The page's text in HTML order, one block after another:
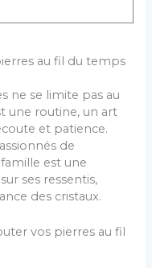
au fil du temps
ne se limite pas au
une routine, un art
et patience.
de
est une
ses ressentis,
des cristaux.
vos pierres au fil